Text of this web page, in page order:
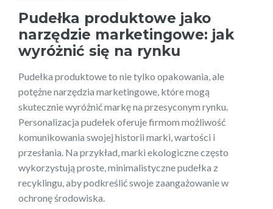
Pudełka produktowe jako
narzędzie marketingowe: jak
wyróżnić się na rynku
Pudełka produktowe to nie tylko opakowania, ale
potężne narzędzia marketingowe, które mogą
skutecznie wyróżnić markę na przesyconym rynku.
Personalizacja pudełek oferuje firmom możliwość
komunikowania swojej historii marki, wartości i
przesłania. Na przykład, marki ekologiczne często
wykorzystują proste, minimalistyczne pudełka z
recyklingu, aby podkreślić swoje zaangażowanie w
ochronę środowiska.